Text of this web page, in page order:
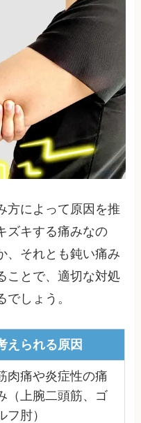
方によって原因を推
ズキする痛みなの
、それとも鈍い痛み
ことで、適切な対処
しょう。
えられる原因
肉痛や炎症性の痛
（上腕二頭筋、ゴ
フ肘）